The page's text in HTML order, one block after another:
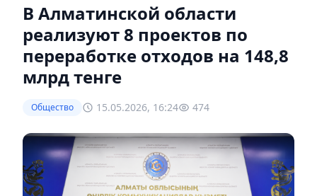
В Алматинской области
реализуют 8 проектов по
переработке отходов на 148,8
млрд тенге
Общество 15.05.2026, 16:24 474